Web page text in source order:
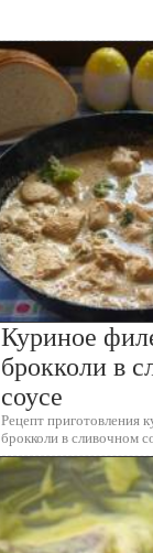
Куриное
брокколи в
соусе
Рецепт приготовления
брокколи в сливочном